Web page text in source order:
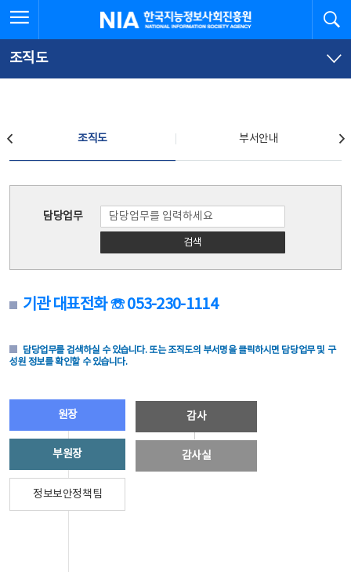
문
로
가
체
뉴
바
가
한국지능정보사회진흥원
조직도
조직도 부서안내
담당업무
검색
기관 대표전화 ☏ 053-230-1114
담당업무를 검색하실 수 있습니다. 또는 조직도의 부서명을 클릭하시면 담당업무 및 구
성원 정보를 확인할 수 있습니다.
원장
부원장
정보보안정책팀
감사
감사실